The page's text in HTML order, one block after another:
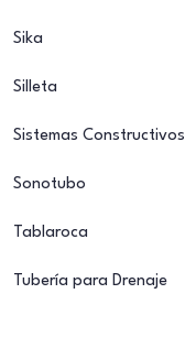
Sika
Silleta
Sistemas Constructivos
Sonotubo
Tablaroca
Tubería para Drenaje